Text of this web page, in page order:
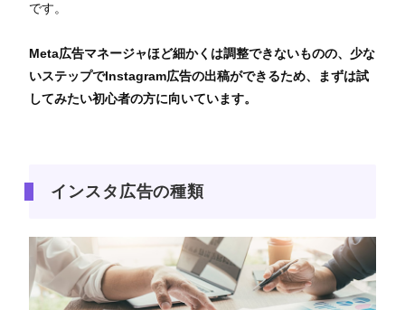
です。
Meta広告マネージャほど細かくは調整できないものの、少な
いステップでInstagram広告の出稿ができるため、まずは試
してみたい初心者の方に向いています。
インスタ広告の種類